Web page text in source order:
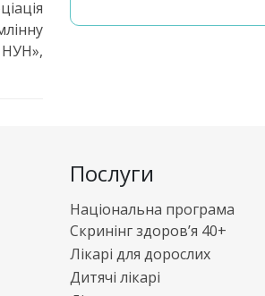
Послуги
Національна програма
Скринінг здоров’я 40+
Лікарі для дорослих
Дитячі лікарі